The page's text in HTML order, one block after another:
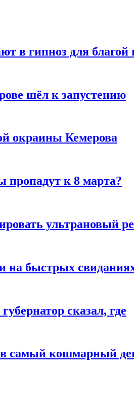
в гипноз для благой
шёл к запустению
окраины Кемерова
пропадут к 8 марта?
ультрановый
на быстрых
сказал, где
в самый кошмарный